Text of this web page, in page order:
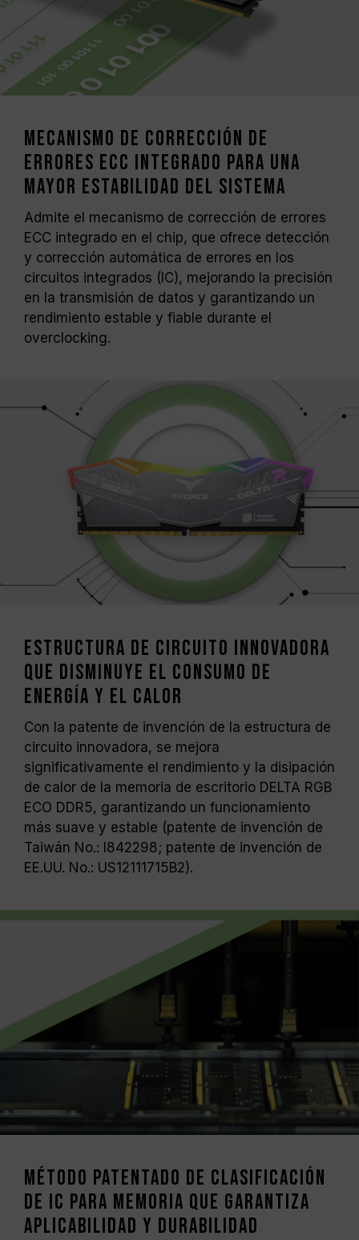
Mecanismo de corrección de
errores ECC integrado para una
mayor estabilidad del sistema
Admite el mecanismo de corrección de errores
ECC integrado en el chip, que ofrece detección
y corrección automática de errores en los
circuitos integrados (IC), mejorando la precisión
en la transmisión de datos y garantizando un
rendimiento estable y fiable durante el
overclocking.
Estructura de circuito innovadora
que disminuye el consumo de
energía y el calor
Con la patente de invención de la estructura de
circuito innovadora, se mejora
significativamente el rendimiento y la disipación
de calor de la memoria de escritorio DELTA RGB
ECO DDR5, garantizando un funcionamiento
más suave y estable (patente de invención de
Taiwán No.: I842298; patente de invención de
EE.UU. No.: US12111715B2).
Método patentado de clasificación
de IC para memoria que garantiza
aplicabilidad y durabilidad